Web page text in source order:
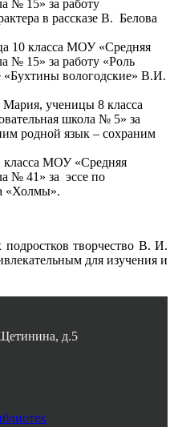
№ 15» за работу
в рассказе В. Белова
10 класса МОУ «Средняя
№ 15» за работу «Роль
«Бухтины вологодские» В.И.
ученицы 8 класса
школа № 5» за
родной язык – сохраним
класса МОУ «Средняя
№ 41» за эссе по
«Холмы».
творчество В. И.
для изучения и
д.5